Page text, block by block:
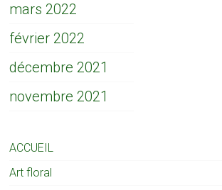
mars 2022
février 2022
décembre 2021
novembre 2021
ACCUEIL
Art floral